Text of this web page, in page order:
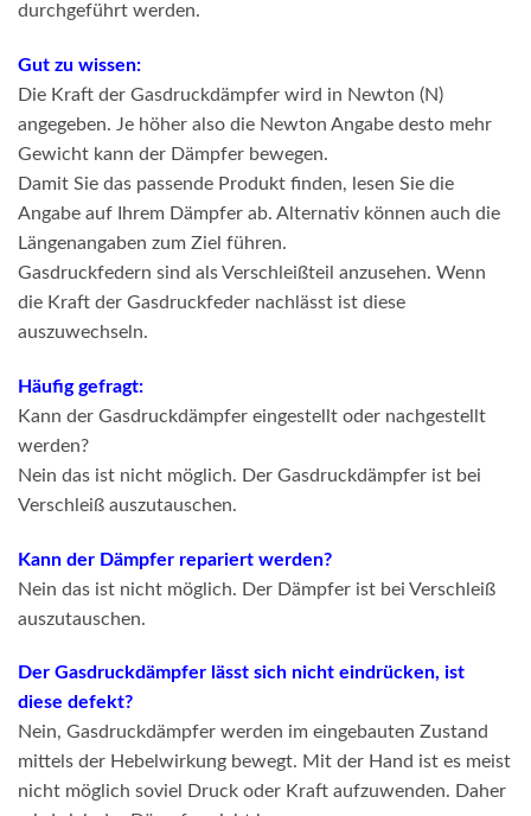
durchgeführt werden.
Gut zu wissen:
Die Kraft der Gasdruckdämpfer wird in Newton (N)
angegeben. Je höher also die Newton Angabe desto mehr
Gewicht kann der Dämpfer bewegen.
Damit Sie das passende Produkt finden, lesen Sie die
Angabe auf Ihrem Dämpfer ab. Alternativ können auch die
Längenangaben zum Ziel führen.
Gasdruckfedern sind als Verschleißteil anzusehen. Wenn
die Kraft der Gasdruckfeder nachlässt ist diese
auszuwechseln.
Häufig gefragt:
Kann der Gasdruckdämpfer eingestellt oder nachgestellt
werden?
Nein das ist nicht möglich. Der Gasdruckdämpfer ist bei
Verschleiß auszutauschen.
Kann der Dämpfer repariert werden?
Nein das ist nicht möglich. Der Dämpfer ist bei Verschleiß
auszutauschen.
Der Gasdruckdämpfer lässt sich nicht eindrücken, ist
diese defekt?
Nein, Gasdruckdämpfer werden im eingebauten Zustand
mittels der Hebelwirkung bewegt. Mit der Hand ist es meist
nicht möglich soviel Druck oder Kraft aufzuwenden. Daher